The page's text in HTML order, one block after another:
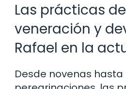
Las prácticas de
veneración y
Rafael en la
Desde novenas hasta